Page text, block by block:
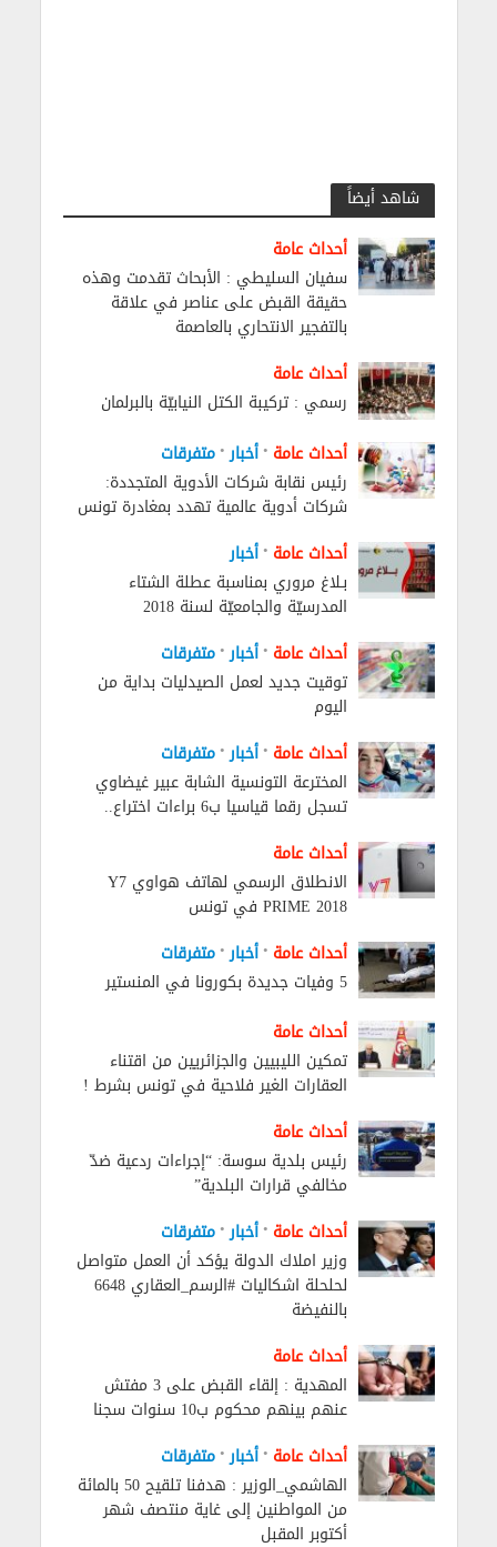
شاهد أيضاً
أحداث عامة
سفيان السليطي : الأبحاث تقدمت وهذه
حقيقة القبض على عناصر في علاقة
بالتفجير الانتحاري بالعاصمة
أحداث عامة
رسمي : تركيبة الكتل النيابيّة بالبرلمان
أحداث عامة • أخبار• متفرقات
رئيس نقابة شركات الأدوية المتجددة:
شركات أدوية عالمية تهدد بمغادرة تونس
أحداث عامة • أخبار
بـلاغ مروري بمناسبة عطلة الشتاء
المدرسيّة والجامعيّة لسنة 2018
أحداث عامة • أخبار• متفرقات
توقيت جديد لعمل الصيدليات بداية من
اليوم
أحداث عامة • أخبار• متفرقات
المخترعة التونسية الشابة عبير غيضاوي
تسجل رقما قياسيا ب6 براءات اختراع..
أحداث عامة
الانطلاق الرسمي لهاتف هواوي Y7
PRIME 2018 في تونس
أحداث عامة • أخبار• متفرقات
5 وفيات جديدة بكورونا في المنستير
أحداث عامة
تمكين الليبيين والجزائريين من اقتناء
العقارات الغير فلاحية في تونس بشرط !
أحداث عامة
رئيس بلدية سوسة: “إجراءات ردعية ضدّ
مخالفي قرارات البلدية”
أحداث عامة • أخبار• متفرقات
وزير املاك الدولة يؤكد أن العمل متواصل
لحلحلة اشكاليات #الرسم_العقاري 6648
بالنفيضة
أحداث عامة
المهدية : إلقاء القبض على 3 مفتش
عنهم بينهم محكوم ب10 سنوات سجنا
أحداث عامة • أخبار• متفرقات
الهاشمي_الوزير : هدفنا تلقيح 50 بالمائة
من المواطنين إلى غاية منتصف شهر
أكتوبر المقبل